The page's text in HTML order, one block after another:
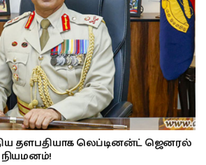
தளபதியாக லெப்டினன்ட் ஜெனரல்
நியமனம்!